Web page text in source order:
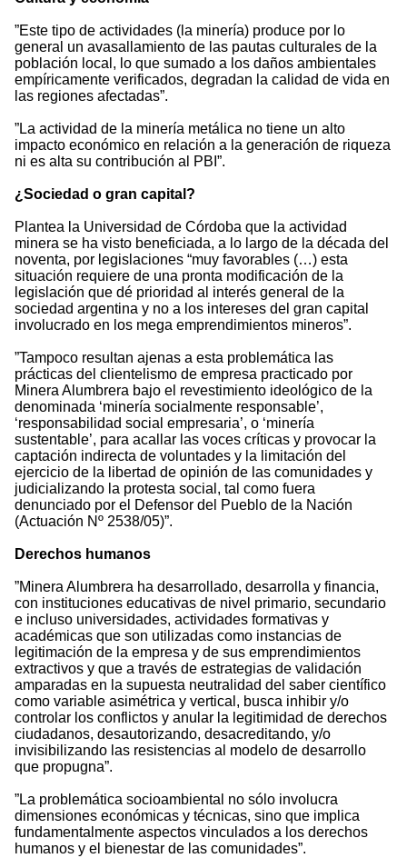
”Este tipo de actividades (la minería) produce por lo
general un avasallamiento de las pautas culturales de la
población local, lo que sumado a los daños ambientales
empíricamente verificados, degradan la calidad de vida en
las regiones afectadas”.
”La actividad de la minería metálica no tiene un alto
impacto económico en relación a la generación de riqueza
ni es alta su contribución al PBI”.
¿Sociedad o gran capital?
Plantea la Universidad de Córdoba que la actividad
minera se ha visto beneficiada, a lo largo de la década del
noventa, por legislaciones “muy favorables (…) esta
situación requiere de una pronta modificación de la
legislación que dé prioridad al interés general de la
sociedad argentina y no a los intereses del gran capital
involucrado en los mega emprendimientos mineros”.
”Tampoco resultan ajenas a esta problemática las
prácticas del clientelismo de empresa practicado por
Minera Alumbrera bajo el revestimiento ideológico de la
denominada ‘minería socialmente responsable’,
‘responsabilidad social empresaria’, o ‘minería
sustentable’, para acallar las voces críticas y provocar la
captación indirecta de voluntades y la limitación del
ejercicio de la libertad de opinión de las comunidades y
judicializando la protesta social, tal como fuera
denunciado por el Defensor del Pueblo de la Nación
(Actuación Nº 2538/05)”.
Derechos humanos
”Minera Alumbrera ha desarrollado, desarrolla y financia,
con instituciones educativas de nivel primario, secundario
e incluso universidades, actividades formativas y
académicas que son utilizadas como instancias de
legitimación de la empresa y de sus emprendimientos
extractivos y que a través de estrategias de validación
amparadas en la supuesta neutralidad del saber científico
como variable asimétrica y vertical, busca inhibir y/o
controlar los conflictos y anular la legitimidad de derechos
ciudadanos, desautorizando, desacreditando, y/o
invisibilizando las resistencias al modelo de desarrollo
que propugna”.
”La problemática socioambiental no sólo involucra
dimensiones económicas y técnicas, sino que implica
fundamentalmente aspectos vinculados a los derechos
humanos y el bienestar de las comunidades”.